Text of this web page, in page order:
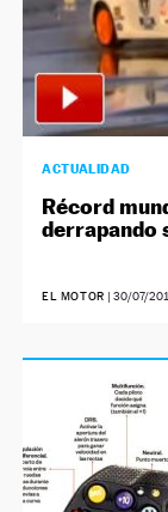
ACTUALIDAD
Récord
derrapando
EL MOTOR | 30/07/